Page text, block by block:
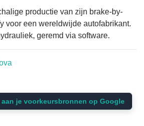
productie van zijn brake-by-
voor een wereldwijde autofabrikant.
geremd via software.
aan je voorkeursbronnen op Google